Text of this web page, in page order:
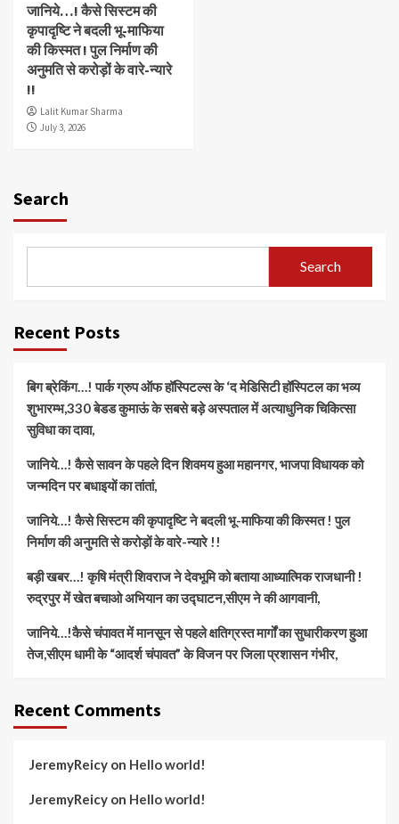
जानिये…! कैसे सिस्टम की
कृपादृष्टि ने बदली भू-माफिया
की किस्मत ! पुल निर्माण की
अनुमति से करोड़ों के वारे-न्यारे
!!
Lalit Kumar Sharma
July 3, 2026
Search
Search
Recent Posts
बिग ब्रेकिंग…! पार्क ग्रुप ऑफ हॉस्पिटल्स के ‘द मेडिसिटी हॉस्पिटल का भव्य
शुभारम्भ,330 बेडड कुमाऊं के सबसे बड़े अस्पताल में अत्याधुनिक चिकित्सा
सुविधा का दावा,
जानिये…! कैसे सावन के पहले दिन शिवमय हुआ महानगर, भाजपा विधायक को
जन्मदिन पर बधाइयों का तांतां,
जानिये…! कैसे सिस्टम की कृपादृष्टि ने बदली भू-माफिया की किस्मत ! पुल
निर्माण की अनुमति से करोड़ों के वारे-न्यारे !!
बड़ी खबर…! कृषि मंत्री शिवराज ने देवभूमि को बताया आध्यात्मिक राजधानी !
रुद्रपुर में खेत बचाओ अभियान का उद्घाटन,सीएम ने की आगवानी,
जानिये…!कैसे चंपावत में मानसून से पहले क्षतिग्रस्त मार्गों का सुधारीकरण हुआ
तेज,सीएम धामी के “आदर्श चंपावत” के विजन पर जिला प्रशासन गंभीर,
Recent Comments
JeremyReicy on Hello world!
JeremyReicy on Hello world!